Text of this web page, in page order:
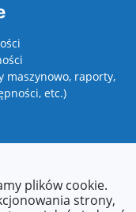
maszynowo, raporty,
etc.)
plików cookie.
strony,